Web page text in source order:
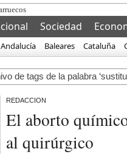
Sociedad
Andalucía Baleares Cataluña
de tags de la palabra
REDACCION
El aborto
al quirúrgico